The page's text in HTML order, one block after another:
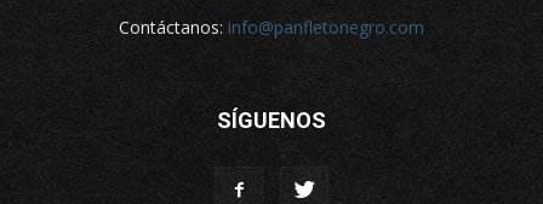
Contáctanos: info@panfletonegro.com
SÍGUENOS